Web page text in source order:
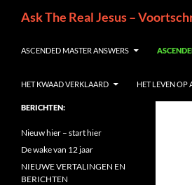
inhoud
Ask The Real Jesus –
ASCENDED MASTER ANSWERS
HET KWAAD VERKLAARD HET LEVEN OP
BERICHTEN:
Nieuw hier – start hier
De wake van 12 jaar
NIEUWE VERTALINGEN EN
BERICHTEN